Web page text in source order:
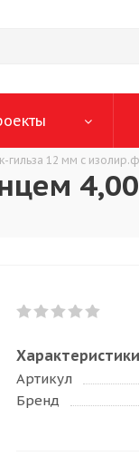
гильза 12 мм с
Артикул
Бренд